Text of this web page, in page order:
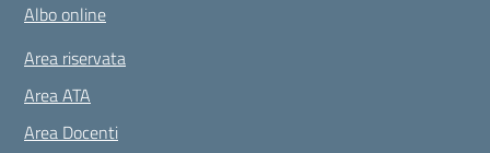
Albo online
Area riservata
Area ATA
Area Docenti